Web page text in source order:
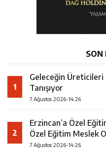
SON
1
Geleceğin Üreticileri
Tanışıyor
7 Ağustos 2026-14:26
2
Erzincan’a Özel
Özel Eğitim Meslek
7 Ağustos 2026-14:26